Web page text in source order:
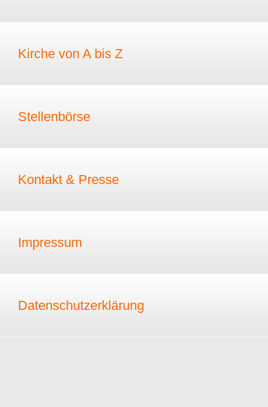
Kirche von A bis Z
Stellenbörse
Kontakt & Presse
Impressum
Datenschutzerklärung